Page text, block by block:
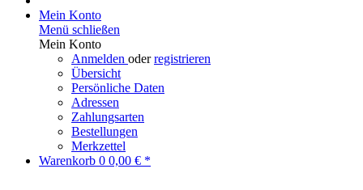
Mein Konto
Menü schließen
Mein Konto
Anmelden oderregistrieren
Übersicht
Persönliche Daten
Adressen
Zahlungsarten
Bestellungen
Merkzettel
Warenkorb 0 0,00 € *